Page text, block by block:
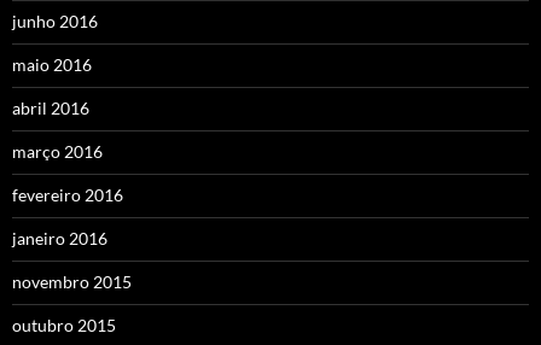
junho 2016
maio 2016
abril 2016
março 2016
fevereiro 2016
janeiro 2016
novembro 2015
outubro 2015